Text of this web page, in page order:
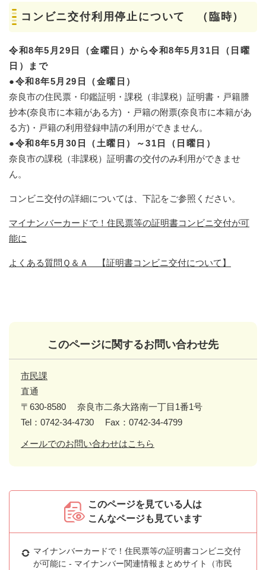
コンビニ交付利用停止について （臨時）
令和8年5月29日（金曜日）から令和8年5月31日（日曜
日）まで
●令和8年5月29日（金曜日）
奈良市の住民票・印鑑証明・課税（非課税）証明書・戸籍謄
抄本(奈良市に本籍がある方) ・戸籍の附票(奈良市に本籍があ
る方)・戸籍の利用登録申請の利用ができません。
●令和8年5月30日（土曜日）～31日（日曜日）
奈良市の課税（非課税）証明書の交付のみ利用ができませ
ん。
コンビニ交付の詳細については、下記をご参照ください。
マイナンバーカードで！住民票等の証明書コンビニ交付が可
能に
よくある質問Ｑ＆Ａ 【証明書コンビニ交付について】
このページに関するお問い合わせ先
市民課
直通
〒630-8580
奈良市二条大路南一丁目1番1号
Tel：0742-34-4730
Fax：0742-34-4799
メールでのお問い合わせはこちら
このページを見ている人は
こんなページも見ています
マイナンバーカードで！住民票等の証明書コンビニ交付
が可能に - マイナンバー関連情報まとめサイト（市民